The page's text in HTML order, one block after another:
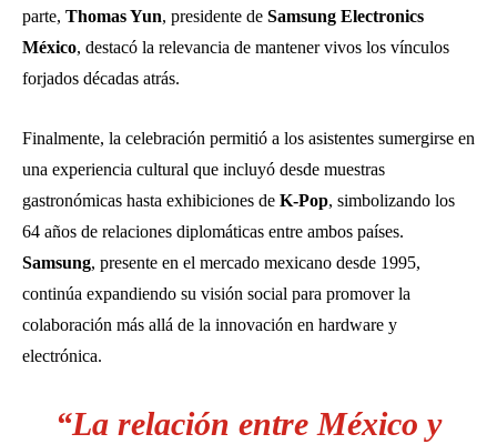
parte, Thomas Yun, presidente de Samsung Electronics
México, destacó la relevancia de mantener vivos los vínculos
forjados décadas atrás.
Finalmente, la celebración permitió a los asistentes sumergirse en
una experiencia cultural que incluyó desde muestras
gastronómicas hasta exhibiciones de K-Pop, simbolizando los
64 años de relaciones diplomáticas entre ambos países.
Samsung, presente en el mercado mexicano desde 1995,
continúa expandiendo su visión social para promover la
colaboración más allá de la innovación en hardware y
electrónica.
“La relación entre México y